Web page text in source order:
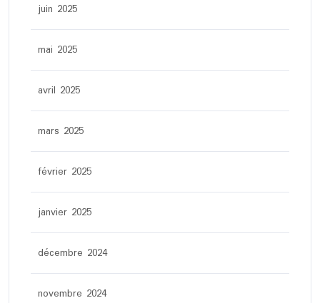
juin 2025
mai 2025
avril 2025
mars 2025
février 2025
janvier 2025
décembre 2024
novembre 2024